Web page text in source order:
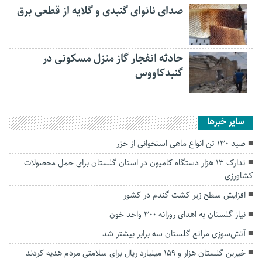
صدای نانوای گنبدی و گلایه از قطعی برق
حادثه انفجار گاز منزل مسکونی در
گنبدکاووس
سایر خبرها
صید ۱۳۰ تن انواع ماهی استخوانی از خزر
تدارک ۱۳ هزار دستگاه کامیون در استان گلستان برای حمل محصولات
کشاورزی
افزایش سطح زیر کشت گندم در کشور
نیاز گلستان به اهدای روزانه ۳۰۰ واحد خون
آتش‌سوزی مراتع گلستان سه برابر بیشتر شد
خیرین گلستان هزار و ۱۵۹ میلیارد ریال برای سلامتی مردم هدیه کردند